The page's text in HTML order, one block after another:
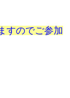
すのでご参加